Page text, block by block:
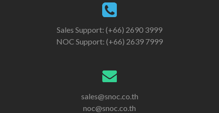
Sales Support: (+66) 2690 3999
NOC Support: (+66) 2639 7999
sales@snoc.co.th
noc@snoc.co.th